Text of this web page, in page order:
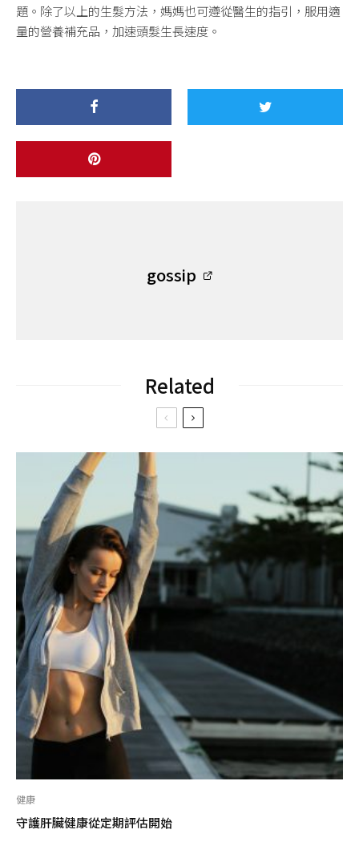
題。除了以上的生髮方法，媽媽也可遵從醫生的指引，服用適
量的營養補充品，加速頭髮生長速度。
gossip
Related
健康
守護肝臟健康從定期評估開始